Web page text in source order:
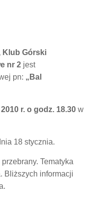
Klub Górski
nr 2 jest
pn: „Bal
r. o godz. 18.30 w
18 stycznia.
Tematyka
Bliższych informacji